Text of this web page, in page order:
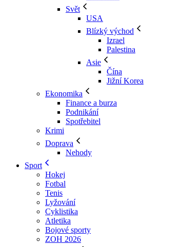
Svět
USA
Blízký východ
Izrael
Palestina
Asie
Čína
Jižní Korea
Ekonomika
Finance a burza
Podnikání
Spotřebitel
Krimi
Doprava
Nehody
Sport
Hokej
Fotbal
Tenis
Lyžování
Cyklistika
Atletika
Bojové sporty
ZOH 2026